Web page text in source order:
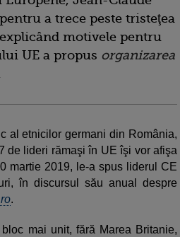
a trece peste tristeţea
motivele pentru
UE a propus organizarea
al etnicilor germani din România,
de lideri rămaşi în UE îşi vor afişa
martie 2019, le-a spus liderul CE
în discursul său anual despre
.
mai unit, fără Marea Britanie,